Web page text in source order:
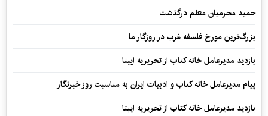
حمید محرمیان معلم درگذشت
بزرگ‌ترین مورخ فلسفه غرب در روزگار ما
بازدید مدیرعامل خانه کتاب از تحریریه ایبنا
پیام مدیرعامل خانه کتاب و ادبیات ایران به مناسبت روز خبرنگار
بازدید مدیرعامل خانه کتاب از تحریریه ایبنا